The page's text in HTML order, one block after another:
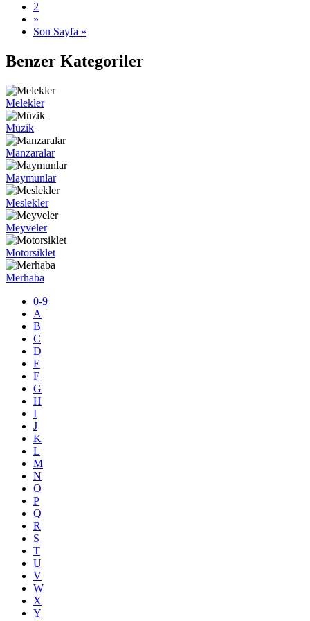
2
»
Son Sayfa »
Benzer Kategoriler
Melekler
Müzik
Manzaralar
Maymunlar
Meslekler
Meyveler
Motorsiklet
Merhaba
0-9
A
B
C
D
E
F
G
H
I
J
K
L
M
N
O
P
Q
R
S
T
U
V
W
X
Y